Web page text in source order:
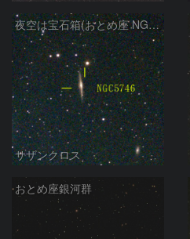
夜空は宝石箱(おとめ座 NGC5746) Seestar50
サザンクロス
おとめ座銀河群